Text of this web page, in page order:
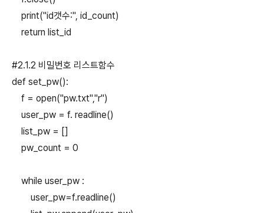
print("id갯수:", id_count)
return list_id
#2.1.2 비밀번호 리스트함수
def set_pw():
f = open("pw.txt","r")
user_pw = f. readline()
list_pw = []
pw_count = 0
while user_pw :
user_pw=f.readline()